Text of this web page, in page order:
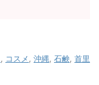
コスメ 沖縄 石鹸 首里